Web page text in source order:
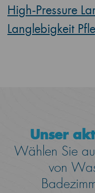
High‑Pressure
Langlebigkeit
Unser
Wählen Sie
von